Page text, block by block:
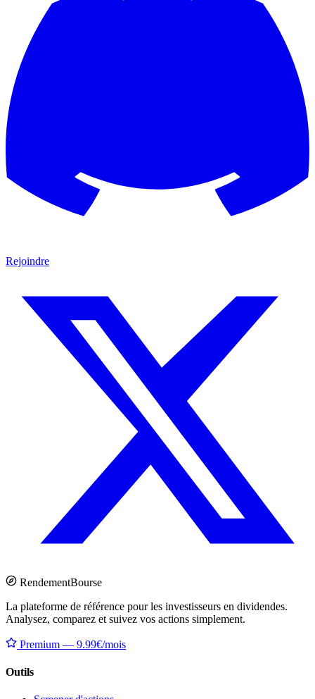
Rejoindre
RendementBourse
La plateforme de référence pour les investisseurs en dividendes.
Analysez, comparez et suivez vos actions simplement.
Premium — 9.99€/mois
Outils